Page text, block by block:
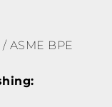
ASME BPE